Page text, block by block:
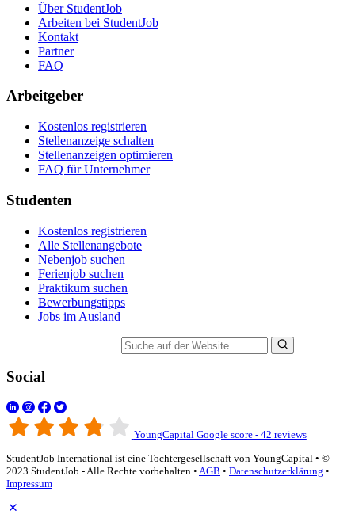
Über StudentJob
Arbeiten bei StudentJob
Kontakt
Partner
FAQ
Arbeitgeber
Kostenlos registrieren
Stellenanzeige schalten
Stellenanzeigen optimieren
FAQ für Unternehmer
Studenten
Kostenlos registrieren
Alle Stellenangebote
Nebenjob suchen
Ferienjob suchen
Praktikum suchen
Bewerbungstipps
Jobs im Ausland
Social
YoungCapital Google score - 42 reviews
StudentJob International ist eine Tochtergesellschaft von YoungCapital • ©
2023 StudentJob - Alle Rechte vorbehalten • AGB • Datenschutzerklärung •
Impressum